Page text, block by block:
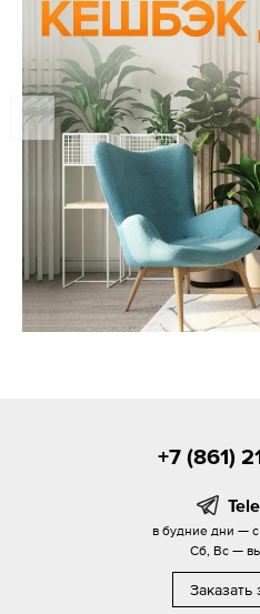
+7 (861)
в будние дни —
Сб, Вс —
Заказать